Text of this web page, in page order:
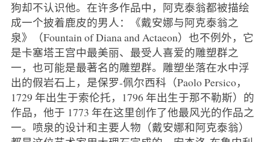
狗却不认识他。在许多作品中，阿克泰翁都被描绘
成一个披着鹿皮的男人：《戴安娜与阿克泰翁之
泉》（Fountain of Diana and Actaeon）也不例外，它
是卡塞塔王宫中最美丽、最受人喜爱的雕塑群之
一，也可能是最著名的雕塑群。雕塑坐落在水中浮
出的假岩石上，是保罗-佩尔西科（Paolo Persico，
1729 年出生于索伦托，1796 年出生于那不勒斯）的
作品，他于 1773 年在这里创作了他最风光的作品之
一。喷泉的设计和主要人物（戴安娜和阿克泰翁）